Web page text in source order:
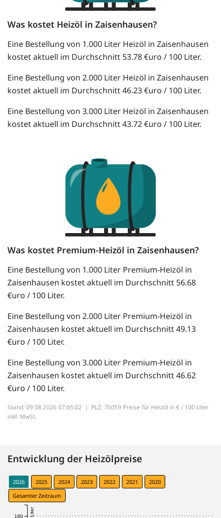
Was kostet Heizöl in Zaisenhausen?
Eine Bestellung von 1.000 Liter Heizöl in Zaisenhausen
kostet aktuell im Durchschnitt 53.78 €uro / 100 Liter.
Eine Bestellung von 2.000 Liter Heizöl in Zaisenhausen
kostet aktuell im Durchschnitt 46.23 €uro / 100 Liter.
Eine Bestellung von 3.000 Liter Heizöl in Zaisenhausen
kostet aktuell im Durchschnitt 43.72 €uro / 100 Liter.
Was kostet Premium-Heizöl in Zaisenhausen?
Eine Bestellung von 1.000 Liter Premium-Heizöl in
Zaisenhausen kostet aktuell im Durchschnitt 56.68
€uro / 100 Liter.
Eine Bestellung von 2.000 Liter Premium-Heizöl in
Zaisenhausen kostet aktuell im Durchschnitt 49.13
€uro / 100 Liter.
Eine Bestellung von 3.000 Liter Premium-Heizöl in
Zaisenhausen kostet aktuell im Durchschnitt 46.62
€uro / 100 Liter.
Stand: 09.08.2026 07:05:02 | PLZ: 75059 Preise für Heizöl in € / 100 Liter
inkl. MwSt.
Entwicklung der Heizölpreise
2026 2025 2024 2023 2022 2021
2020
Gesamter Zeitraum
180